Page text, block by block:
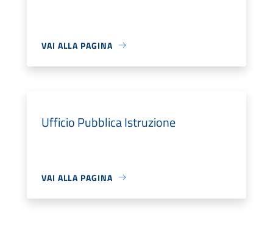
VAI ALLA PAGINA
Ufficio Pubblica Istruzione
VAI ALLA PAGINA